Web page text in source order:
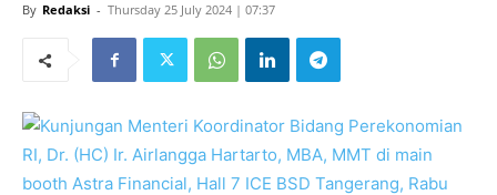
By Redaksi - Thursday 25 July 2024 | 07:37